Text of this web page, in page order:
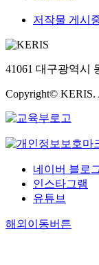
저작물 게시
41061 대구광역시
Copyright© KERIS.
네이버 블로
인스타그램
유튜브
해외이동버튼